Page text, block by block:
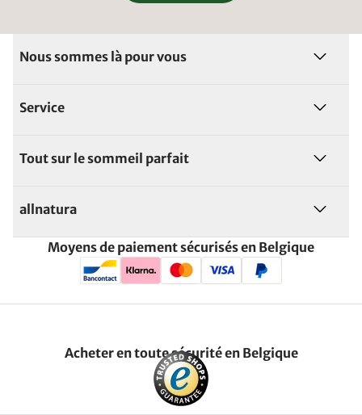
Nous sommes là pour vous
Service
Tout sur le sommeil parfait
allnatura
Moyens de paiement sécurisés en Belgique
Acheter en toute sécurité en Belgique